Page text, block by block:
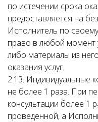
по истечении срока
предоставляется на
Исполнитель по
право в любой момент
либо материалы из
оказания услуг.
2.13. Индивидуальные
не более 1 раза. При
консультации более 1
проведенной, а